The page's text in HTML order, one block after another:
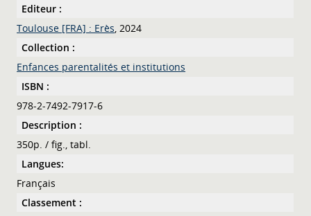
Editeur :
Toulouse [FRA] : Erès, 2024
Collection :
Enfances parentalités et institutions
ISBN :
978-2-7492-7917-6
Description :
350p. / fig., tabl.
Langues:
Français
Classement :